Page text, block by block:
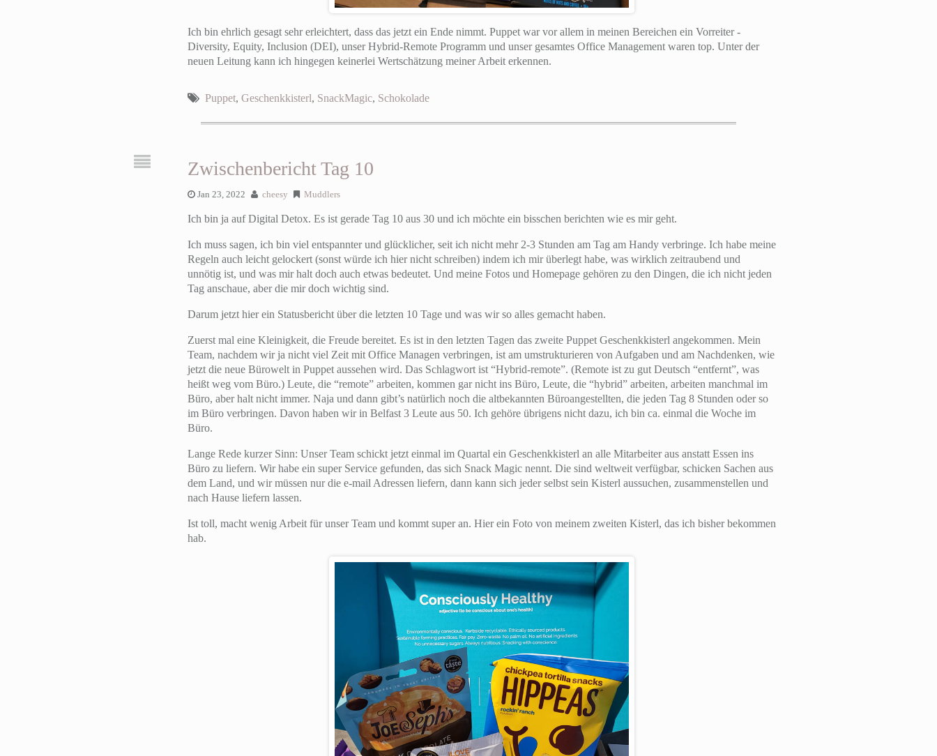
Ich bin ehrlich gesagt sehr erleichtert, dass das jetzt ein Ende nimmt. Puppet war vor allem in meinen Bereichen ein Vorreiter -
Diversity, Equity, Inclusion (DEI), unser Hybrid-Remote Programm und unser gesamtes Office Management waren top. Unter der
neuen Leitung kann ich hingegen keinerlei Wertschätzung meiner Arbeit erkennen.
Puppet, Geschenkkisterl, SnackMagic, Schokolade
Zwischenbericht Tag 10
Jan 23, 2022 cheesy Muddlers
Ich bin ja auf Digital Detox. Es ist gerade Tag 10 aus 30 und ich möchte ein bisschen berichten wie es mir geht.
Ich muss sagen, ich bin viel entspannter und glücklicher, seit ich nicht mehr 2-3 Stunden am Tag am Handy verbringe. Ich habe meine
Regeln auch leicht gelockert (sonst würde ich hier nicht schreiben) indem ich mir überlegt habe, was wirklich zeitraubend und
unnötig ist, und was mir halt doch auch etwas bedeutet. Und meine Fotos und Homepage gehören zu den Dingen, die ich nicht jeden
Tag anschaue, aber die mir doch wichtig sind.
Darum jetzt hier ein Statusbericht über die letzten 10 Tage und was wir so alles gemacht haben.
Zuerst mal eine Kleinigkeit, die Freude bereitet. Es ist in den letzten Tagen das zweite Puppet Geschenkkisterl angekommen. Mein
Team, nachdem wir ja nicht viel Zeit mit Office Managen verbringen, ist am umstrukturieren von Aufgaben und am Nachdenken, wie
jetzt die neue Bürowelt in Puppet aussehen wird. Das Schlagwort ist “Hybrid-remote”. (Remote ist zu gut Deutsch “entfernt”, was
heißt weg vom Büro.) Leute, die “remote” arbeiten, kommen gar nicht ins Büro, Leute, die “hybrid” arbeiten, arbeiten manchmal im
Büro, aber halt nicht immer. Naja und dann gibt’s natürlich noch die altbekannten Büroangestellten, die jeden Tag 8 Stunden oder so
im Büro verbringen. Davon haben wir in Belfast 3 Leute aus 50. Ich gehöre übrigens nicht dazu, ich bin ca. einmal die Woche im
Büro.
Lange Rede kurzer Sinn: Unser Team schickt jetzt einmal im Quartal ein Geschenkkisterl an alle Mitarbeiter aus anstatt Essen ins
Büro zu liefern. Wir habe ein super Service gefunden, das sich Snack Magic nennt. Die sind weltweit verfügbar, schicken Sachen aus
dem Land, und wir müssen nur die e-mail Adressen liefern, dann kann sich jeder selbst sein Kisterl aussuchen, zusammenstellen und
nach Hause liefern lassen.
Ist toll, macht wenig Arbeit für unser Team und kommt super an. Hier ein Foto von meinem zweiten Kisterl, das ich bisher bekommen
hab.